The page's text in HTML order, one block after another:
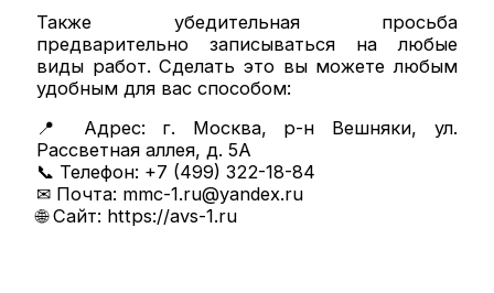
Вопрос – ответ
Контакты
Также убедительная просьба
предварительно записываться на любые
виды работ. Сделать это вы можете любым
удобным для вас способом:
📍 Адрес: г. Москва, р-н Вешняки, ул.
Рассветная аллея, д. 5А
📞 Телефон: +7 (499) 322-18-84
✉ Почта: mmc-1.ru@yandex.ru
🌐 Сайт: https://avs-1.ru